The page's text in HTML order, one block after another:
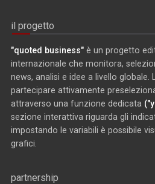
il progetto
"quoted business" è un progetto
internazionale che monitora,
news, analisi e idee a livello globale.
partecipare attivamente
attraverso una funzione dedicata
sezione interattiva riguarda gli
impostando le variabili è possibile
grafici.
partnership